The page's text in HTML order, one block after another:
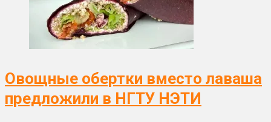
Овощные обертки вместо лаваша
предложили в НГТУ НЭТИ